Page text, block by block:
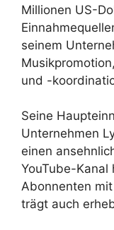
Millionen US-
seinem
und -
Seine
Unternehmen
einen
YouTube-Kanal
Abonnenten
trägt auch